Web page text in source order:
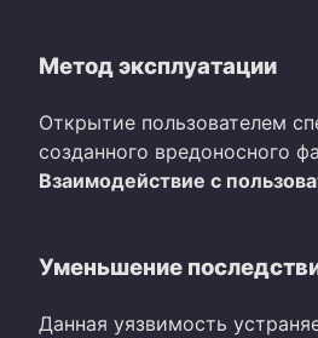
Метод эксплуатации
Открытие пользователем
созданного вредоносного
Взаимодействие с
Уменьшение
Данная уязвимость